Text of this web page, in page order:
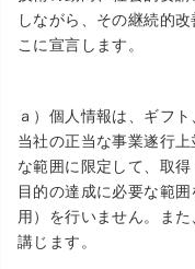
しながら、その継続的
こに宣言します。
ａ）個人情報は、ギフ
当社の正当な事業遂行
な範囲に限定して、取
目的の達成に必要な範
用）を行いません。ま
講じます。